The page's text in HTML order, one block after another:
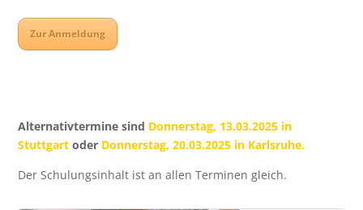
Zur Anmeldung
Alternativtermine sind Donnerstag, 13.03.2025 in
Stuttgart oder Donnerstag, 20.03.2025 in Karlsruhe.
Der Schulungsinhalt ist an allen Terminen gleich.